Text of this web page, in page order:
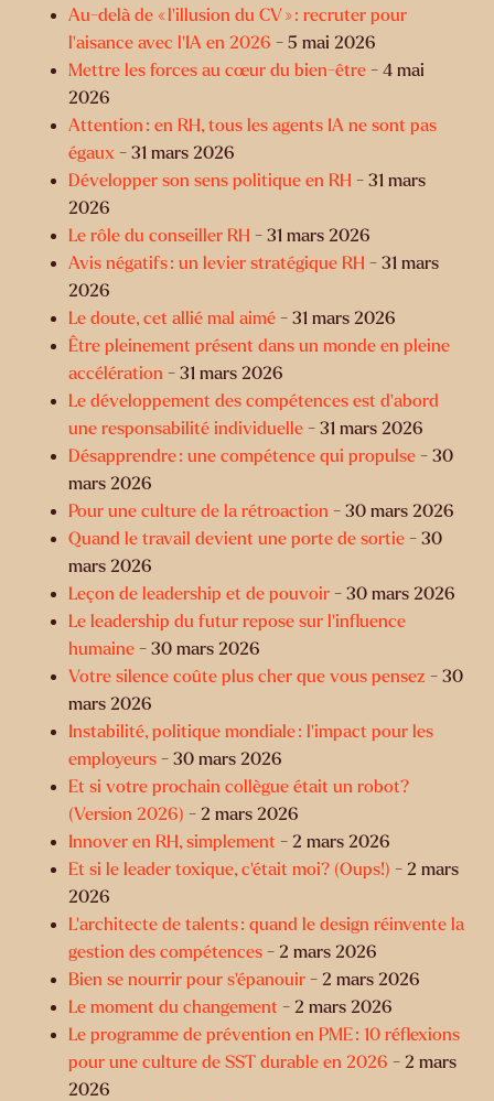
Au-delà de « l’illusion du CV » : recruter pour
l’aisance avec l’IA en 2026 - 5 mai 2026
Mettre les forces au cœur du bien-être - 4 mai
2026
Attention : en RH, tous les agents IA ne sont pas
égaux - 31 mars 2026
Développer son sens politique en RH - 31 mars
2026
Le rôle du conseiller RH - 31 mars 2026
Avis négatifs : un levier stratégique RH - 31 mars
2026
Le doute, cet allié mal aimé - 31 mars 2026
Être pleinement présent dans un monde en pleine
accélération - 31 mars 2026
Le développement des compétences est d’abord
une responsabilité individuelle - 31 mars 2026
Désapprendre : une compétence qui propulse - 30
mars 2026
Pour une culture de la rétroaction - 30 mars 2026
Quand le travail devient une porte de sortie - 30
mars 2026
Leçon de leadership et de pouvoir - 30 mars 2026
Le leadership du futur repose sur l’influence
humaine - 30 mars 2026
Votre silence coûte plus cher que vous pensez - 30
mars 2026
Instabilité, politique mondiale : l’impact pour les
employeurs - 30 mars 2026
Et si votre prochain collègue était un robot?
(Version 2026) - 2 mars 2026
Innover en RH, simplement - 2 mars 2026
Et si le leader toxique, c’était moi? (Oups!) - 2 mars
2026
L’architecte de talents : quand le design réinvente la
gestion des compétences - 2 mars 2026
Bien se nourrir pour s’épanouir - 2 mars 2026
Le moment du changement - 2 mars 2026
Le programme de prévention en PME : 10 réflexions
pour une culture de SST durable en 2026 - 2 mars
2026